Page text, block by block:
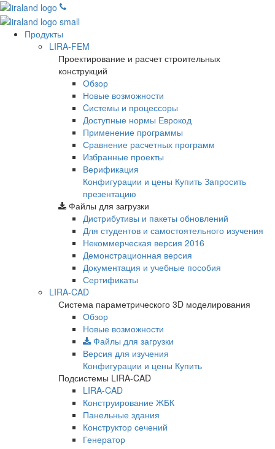
Продукты
LIRA-FEM
Проектирование и расчет строительных
конструкций
Обзор
Новые возможности
Cистемы и процессоры
Доступные нормы Еврокод
Применение программы
Сравнение расчетных программ
Избранные проекты
Верификация
Конфигурации и цены Купить Запросить
презентацию
Файлы для загрузки
Дистрибутивы и пакеты обновлений
Для студентов и самостоятельного изучения
Некоммерческая версия 2016
Демонстрационная версия
Документация и учебные пособия
Сертификаты
LIRA-CAD
Система параметрического 3D моделирования
Обзор
Новые возможности
Файлы для загрузки
Версия для изучения
Конфигурации и цены Купить
Подсистемы LIRA-CAD
LIRA-CAD
Конструирование ЖБК
Панельные здания
Конструктор сечений
Генератор